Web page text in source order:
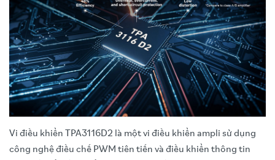
Vi điều khiển TPA3116D2 là một vi điều khiển ampli sử dụng
công nghệ điều chế PWM tiên tiến và điều khiển thông tin